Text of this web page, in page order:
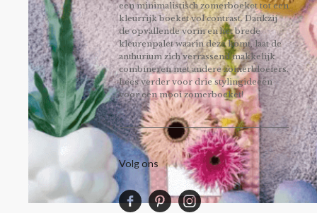
een minimalistisch zomerboeket tot een
kleurrijk boeket vol contrast. Dankzij
de opvallende vorm en het brede
kleurenpalet waarin deze komt, laat de
anthurium zich verrassend makkelijk
combineren met andere zomerbloeiers.
Lees verder voor drie stylingideeën
voor een mooi zomerboeket!
Volg ons